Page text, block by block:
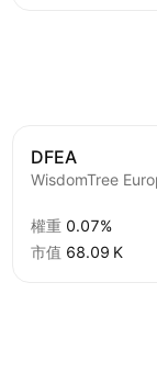
DFEA
權重 0.07%
市值 ‪68.09 K‬